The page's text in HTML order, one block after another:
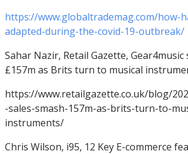
https://www.globaltrademag.com/how-
adapted-during-the-covid-19-outbreak/
Sahar Nazir, Retail Gazette, Gear4music
£157m as Brits turn to musical
https://www.retailgazette.co.uk/blog/
-sales-smash-157m-as-brits-turn-to-
instruments/
Chris Wilson, i95, 12 Key E-commerce